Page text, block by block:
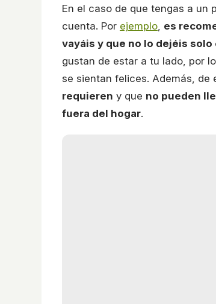
En el caso de que tengas a un
cuenta. Por ejemplo es
vayáis y que no lo dejéis
gustan de estar a tu lado, por
se sientan felices. Además, de
requieren y que no pueden
fuera del hogar.